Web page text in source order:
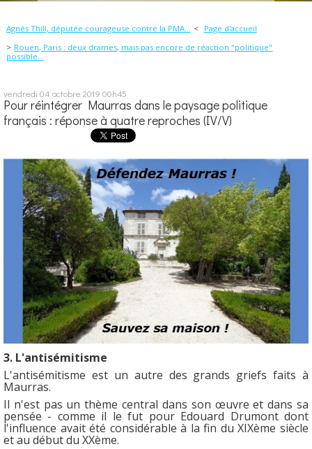
Agnès Thill, députée courageuse contre la PMA...
Page d'accueil
Rouen, Paris : deux drames, mais pas encore de réaction "politique"
possible...
vendredi 04 octobre 2019 00h45
Pour réintégrer Maurras dans le paysage politique
français : réponse à quatre reproches (IV/V)
3. L'antisémitisme
L'antisémitisme est un autre des grands griefs faits à
Maurras.
Il n'est pas un thème central dans son œuvre et dans sa
pensée - comme il le fut pour Edouard Drumont dont
l'influence avait été considérable à la fin du XIXème siècle
et au début du XXème.